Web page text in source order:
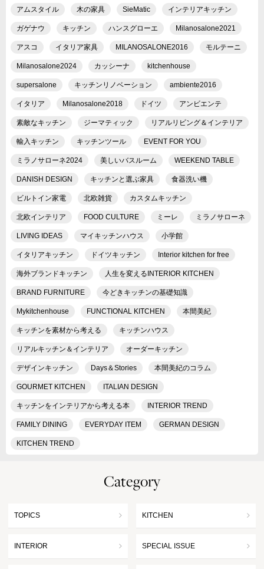
アムスタイル 木の家具 SieMatic インテリアキッチン
ガゲナウ キッチン ハンスグローエ Milanosalone2021
アスコ イタリア家具 MILANOSALONE2016 モルテーニ
Milanosalone2024 カッシーナ kitchenhouse
supersalone キッチンリノベーション ambiente2016
イタリア Milanosalone2018 ドイツ アンビエンテ
素敵なキッチン ジーマティック リアルリビング＆インテリア
輸入キッチン キッチンツール EVENT FOR YOU
ミラノサローネ2024 美しいバスルーム WEEKEND TABLE
DANISH DESIGN キッチンと選ぶ家具 食器洗い機
ビルトイン家電 北欧雑貨 カスタムキッチン
北欧インテリア FOOD CULTURE ミーレ ミラノサローネ
LIVING IDEAS マイキッチンハウス 小学館
イタリアキッチン ドイツキッチン Interior kitchen for free
海外ブランドキッチン 人生を変えるINTERIOR KITCHEN
BRAND FURNITURE 今どきキッチンの基礎知識
Mykitchenhouse FUNCTIONAL KITCHEN 本間美紀
キッチンを素材から考える キッチンハウス
リアルキッチン＆インテリア オーダーキッチン
デザインキッチン Days＆Stories 本間美紀のコラム
GOURMET KITCHEN ITALIAN DESIGN
キッチンをインテリアから考える本 INTERIOR TREND
FAMILY DINING EVERYDAY ITEM GERMAN DESIGN
KITCHEN TREND
Category
TOPICS KITCHEN
INTERIOR SPECIAL ISSUE